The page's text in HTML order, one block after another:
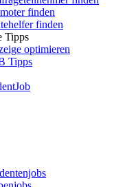
finden
finden
Tipps
optimieren
Tipps